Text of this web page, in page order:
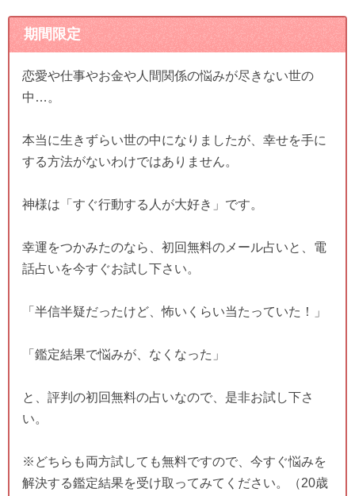
期間限定
恋愛や仕事やお金や人間関係の悩みが尽きない世の
中…。
本当に生きずらい世の中になりましたが、幸せを手に
する方法がないわけではありません。
神様は「すぐ行動する人が大好き」です。
幸運をつかみたのなら、初回無料のメール占いと、電
話占いを今すぐお試し下さい。
「半信半疑だったけど、怖いくらい当たっていた！」
「鑑定結果で悩みが、なくなった」
と、評判の初回無料の占いなので、是非お試し下さ
い。
※どちらも両方試しても無料ですので、今すぐ悩みを
解決する鑑定結果を受け取ってみてください。（20歳